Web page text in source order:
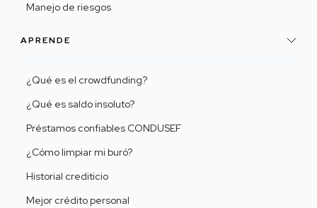
Manejo de riesgos
APRENDE
¿Qué es el crowdfunding?
¿Qué es saldo insoluto?
Préstamos confiables CONDUSEF
¿Cómo limpiar mi buró?
Historial crediticio
Mejor crédito personal